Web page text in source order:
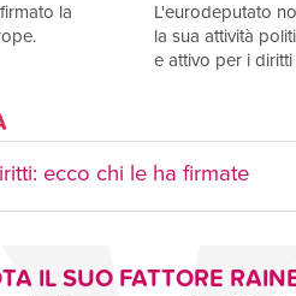
la
L'eurodeputato
la sua attività
e attivo per i
ecco chi le ha firmate
IL SUO FATTORE